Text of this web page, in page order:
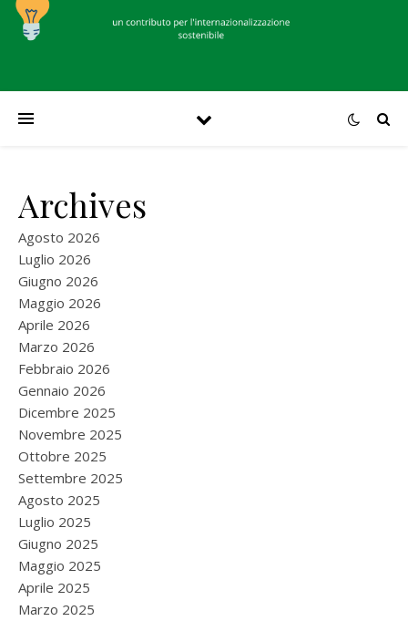
Archives
Agosto 2026
Luglio 2026
Giugno 2026
Maggio 2026
Aprile 2026
Marzo 2026
Febbraio 2026
Gennaio 2026
Dicembre 2025
Novembre 2025
Ottobre 2025
Settembre 2025
Agosto 2025
Luglio 2025
Giugno 2025
Maggio 2025
Aprile 2025
Marzo 2025